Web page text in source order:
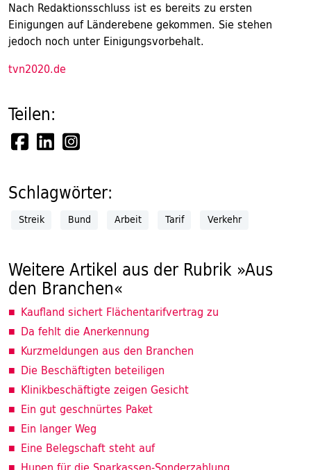
Nach Redaktionsschluss ist es bereits zu ersten
Einigungen auf Länderebene gekommen. Sie stehen
jedoch noch unter Einigungsvorbehalt.
tvn2020.de
Teilen:
Schlagwörter:
Streik Bund Arbeit Tarif Verkehr
Weitere Artikel aus der Rubrik »Aus
den Branchen«
Kaufland sichert Flächentarifvertrag zu
Da fehlt die Anerkennung
Kurzmeldungen aus den Branchen
Die Beschäftigten beteiligen
Klinikbeschäftigte zeigen Gesicht
Ein gut geschnürtes Paket
Ein langer Weg
Eine Belegschaft steht auf